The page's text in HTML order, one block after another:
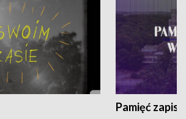
Pamięć